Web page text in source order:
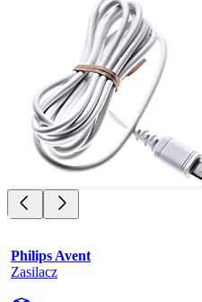
Philips Avent
Zasilacz